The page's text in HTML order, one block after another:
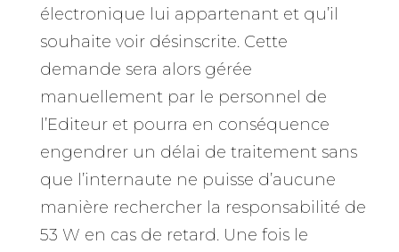
électronique lui appartenant et qu’il
souhaite voir désinscrite. Cette
demande sera alors gérée
manuellement par le personnel de
l’Editeur et pourra en conséquence
engendrer un délai de traitement sans
que l’internaute ne puisse d’aucune
manière rechercher la responsabilité de
53 W en cas de retard. Une fois le